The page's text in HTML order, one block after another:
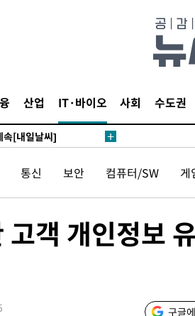
산업 IT·바이오 사회 수도권
센터도 압수수색
감시·경계태세 강화"
파악 중"
[내일날씨]
무역적자 있어"
수색에 '충격·당황'
요임무종사 혐의
통신 보안 컴퓨터/SW 게
객 개인정보
구글